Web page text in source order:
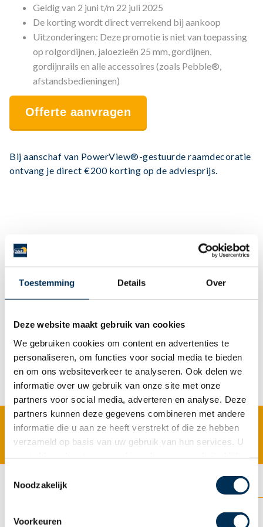
Toestemming Details Over
Deze website maakt gebruik van cookies
We gebruiken cookies om content en advertenties te
personaliseren, om functies voor social media te bieden
en om ons websiteverkeer te analyseren. Ook delen we
informatie over uw gebruik van onze site met onze
partners voor social media, adverteren en analyse. Deze
partners kunnen deze gegevens combineren met andere
informatie die u aan ze heeft verstrekt of die ze hebben
verzameld op basis van uw gebruik van hun services. U
Noodzakelijk
Voorkeuren
Geldig van 2 juni t/m 22 juli 2025
De korting wordt direct verrekend bij aankoop
Uitzonderingen: Deze promotie is niet van toepassing
op rolgordijnen, jaloezieën 25 mm, gordijnen,
gordijnrails en alle accessoires (zoals Pebble®,
afstandsbedieningen)
Offerte aanvragen
Bij aanschaf van PowerView®-gestuurde raamdecoratie
ontvang je direct €200 korting op de adviesprijs.
Offerte aanvragen